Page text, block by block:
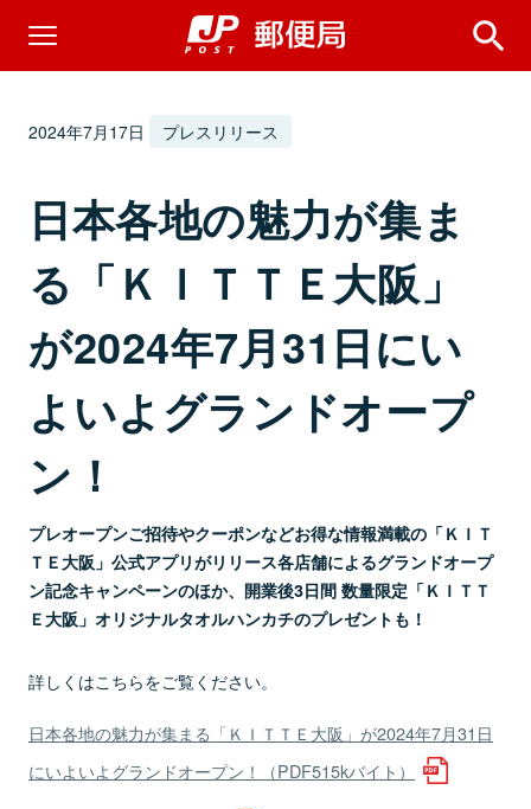
2024年7月17日 プレスリリース
日本各地の魅力が集ま
る「ＫＩＴＴＥ大阪」
が2024年7月31日にい
よいよグランドオープ
ン！
プレオープンご招待やクーポンなどお得な情報満載の「ＫＩＴ
ＴＥ大阪」公式アプリがリリース各店舗によるグランドオープ
ン記念キャンペーンのほか、開業後3日間 数量限定「ＫＩＴＴ
Ｅ大阪」オリジナルタオルハンカチのプレゼントも！
詳しくはこちらをご覧ください。
日本各地の魅力が集まる「ＫＩＴＴＥ大阪」が2024年7月31日
にいよいよグランドオープン！（PDF515kバイト）